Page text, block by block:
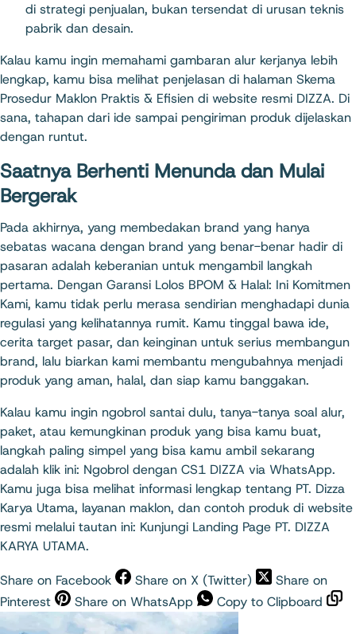
di strategi penjualan, bukan tersendat di urusan teknis
pabrik dan desain.
Kalau kamu ingin memahami gambaran alur kerjanya lebih
lengkap, kamu bisa melihat penjelasan di halaman Skema
Prosedur Maklon Praktis & Efisien di website resmi DIZZA. Di
sana, tahapan dari ide sampai pengiriman produk dijelaskan
dengan runtut.
Saatnya Berhenti Menunda dan Mulai
Bergerak
Pada akhirnya, yang membedakan brand yang hanya
sebatas wacana dengan brand yang benar-benar hadir di
pasaran adalah keberanian untuk mengambil langkah
pertama. Dengan Garansi Lolos BPOM & Halal: Ini Komitmen
Kami, kamu tidak perlu merasa sendirian menghadapi dunia
regulasi yang kelihatannya rumit. Kamu tinggal bawa ide,
cerita target pasar, dan keinginan untuk serius membangun
brand, lalu biarkan kami membantu mengubahnya menjadi
produk yang aman, halal, dan siap kamu banggakan.
Kalau kamu ingin ngobrol santai dulu, tanya-tanya soal alur,
paket, atau kemungkinan produk yang bisa kamu buat,
langkah paling simpel yang bisa kamu ambil sekarang
adalah klik ini: Ngobrol dengan CS1 DIZZA via WhatsApp.
Kamu juga bisa melihat informasi lengkap tentang PT. Dizza
Karya Utama, layanan maklon, dan contoh produk di website
resmi melalui tautan ini: Kunjungi Landing Page PT. DIZZA
KARYA UTAMA.
Share on Facebook Share on X (Twitter)
Share on
Pinterest
Share on WhatsApp Copy to Clipboard